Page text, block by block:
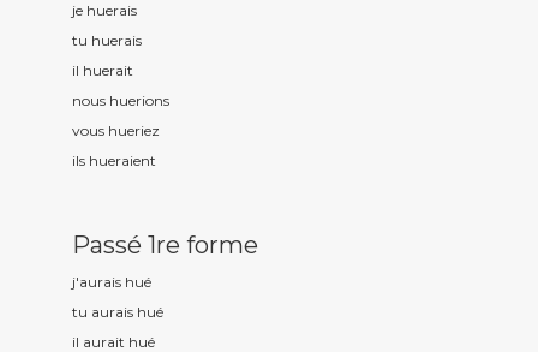
je huerais
tu huerais
il huerait
nous huerions
vous hueriez
ils hueraient
Passé 1re forme
j'aurais hué
tu aurais hué
il aurait hué